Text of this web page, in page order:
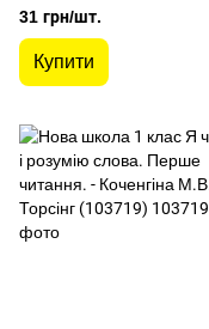
УЛА (104669)
31 грн/шт.
Купити